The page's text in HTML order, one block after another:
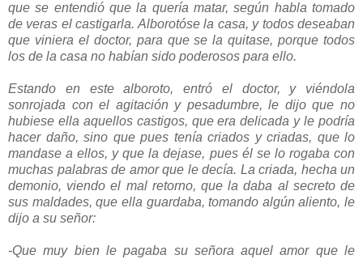
que se entendió que la quería matar, según habla tomado
de veras el castigarla. Alborotóse la casa, y todos deseaban
que viniera el doctor, para que se la quitase, porque todos
los de la casa no habían sido poderosos para ello.
Estando en este alboroto, entró el doctor, y viéndola
sonrojada con el agitación y pesadumbre, le dijo que no
hubiese ella aquellos castigos, que era delicada y le podría
hacer daño, sino que pues tenía criados y criadas, que lo
mandase a ellos, y que la dejase, pues él se lo rogaba con
muchas palabras de amor que le decía. La criada, hecha un
demonio, viendo el mal retorno, que la daba al secreto de
sus maldades, que ella guardaba, tomando algún aliento, le
dijo a su señor:
-Que muy bien le pagaba su señora aquel amor que le